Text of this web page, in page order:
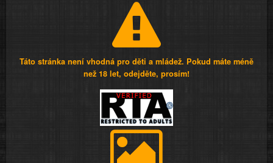
Táto stránka není vhodná pro děti a mládež. Pokud máte méně
než 18 let, odejděte, prosím!